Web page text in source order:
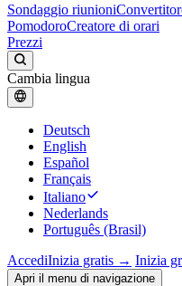
Sondaggio riunioni
PomodoroCreatore di orari
Prezzi
Cambia lingua
Deutsch
English
Español
Français
Italiano
Nederlands
Português (Brasil)
AccediInizia gratis → Inizia
Apri il menu di navigazione